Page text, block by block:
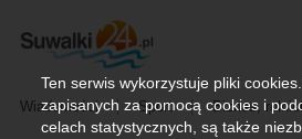
Wiadomości Sport Biznes,
Ten serwis wykorzystuje pliki
zapisanych za pomocą cookies i
celach statystycznych, są także